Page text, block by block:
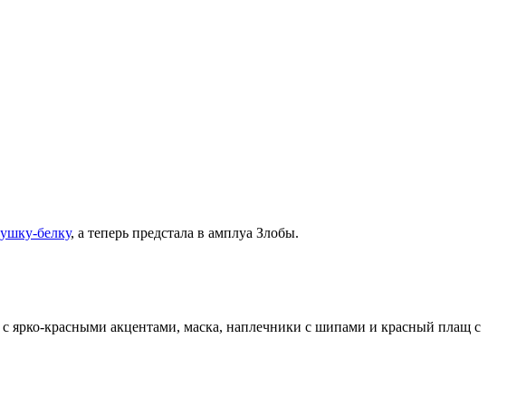
белку, а теперь предстала в амплуа Злобы.
ярко-красными акцентами, маска, наплечники с шипами и красный плащ с